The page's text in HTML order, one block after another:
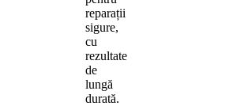
reparații
sigure,
cu
rezultate
de
lungă
durată.